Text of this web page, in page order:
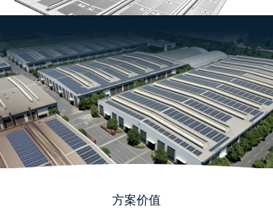
方案价值